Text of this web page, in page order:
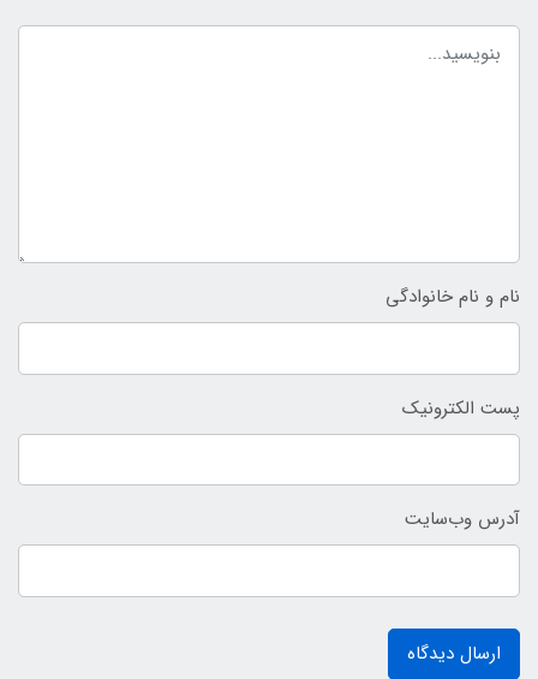
نام و نام خانوادگی
پست الکترونیک
آدرس وب‌سایت
ارسال دیدگاه